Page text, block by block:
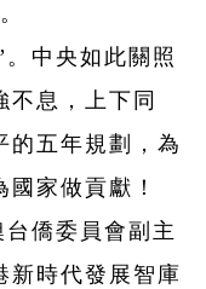
中央如此關照
息，上下同
的五年規劃，為
家做貢獻！
台僑委員會副主
新時代發展智庫